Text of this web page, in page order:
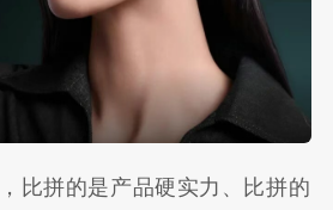
比拼的是产品硬实力、比拼的